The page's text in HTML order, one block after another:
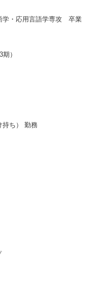
学・応用言語学専攻 卒業
）
ち） 勤務